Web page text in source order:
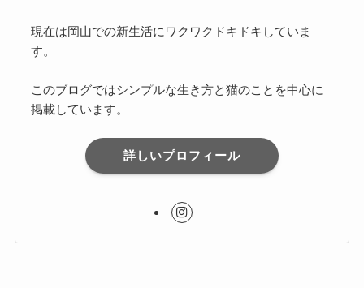
現在は岡山での新生活にワクワクドキドキしていま
す。
このブログではシンプルな生き方と猫のことを中心に
掲載しています。
詳しいプロフィール